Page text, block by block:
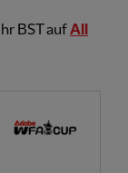
BST aufAll